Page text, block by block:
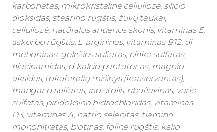
karbonatas, mikrokristalinė celiuliozė, silicio
dioksidas, stearino rūgštis, žuvų taukai,
celiuliozė, natūralus antienos skonis, vitaminas E,
askorbo rūgštis, L-argininas, vitaminas B12, dl-
metioninas, geležies sulfatas, cinko sulfatas,
niacinamidas, d-kalcio pantotenas, magnio
oksidas, tokoferolių mišinys (konservantas),
mangano sulfatas, inozitolis, riboflavinas, vario
sulfatas, piridoksino hidrochloridas, vitaminas
D3, vitaminas A, natrio selenitas, tiamino
mononitratas, biotinas, folinė rūgštis, kalio